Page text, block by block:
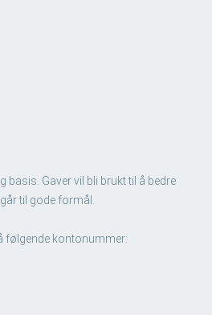
basis. Gaver vil bli brukt til å bedre
til gode formål.
følgende kontonummer: